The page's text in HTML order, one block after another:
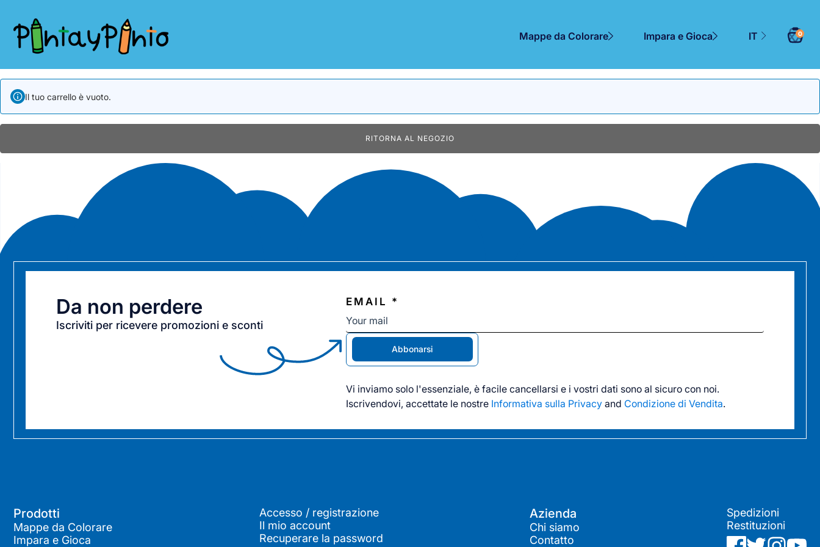
Mappe da Colorare Impara e Gioca IT 0
Il tuo carrello è vuoto.
RITORNA AL NEGOZIO
Da non perdere
Iscriviti per ricevere promozioni e sconti
EMAIL *
Abbonarsi
Vi inviamo solo l'essenziale, è facile cancellarsi e i vostri dati sono al sicuro con noi.
Iscrivendovi, accettate le nostre Informativa sulla Privacy and Condizione di Vendita.
Prodotti
Mappe da Colorare
Impara e Gioca
Accesso / registrazione
Il mio account
Recuperare la password
Azienda
Chi siamo
Contatto
Spedizioni
Restituzioni